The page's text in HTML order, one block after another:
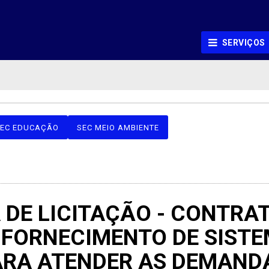
SERVIÇOS
EDUCAÇÃO SEC MEIO AMBIENTE
LICITAÇÃO -
DE
ATENDER AS